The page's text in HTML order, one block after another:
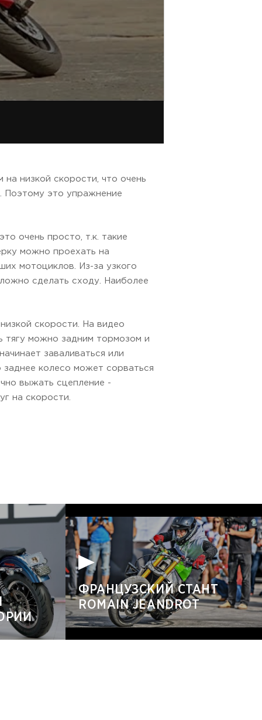
низкой скорости, что очень
Поэтому это упражнение
очень просто, т.к. такие
можно проехать на
мотоциклов. Из-за узкого
сделать сходу. Наиболее
скорости. На видео
тягу можно задним тормозом и
заваливаться или
заднее колесо может сорваться
выжать сцепление -
на скорости.
ФРАНЦУЗСКИЙ СТАНТ
ROMAIN JEANDROT